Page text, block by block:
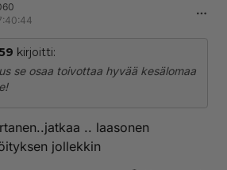
kirjoitti:
se osaa toivottaa hyvää kesälomaa
.. laasonen
jollekkin